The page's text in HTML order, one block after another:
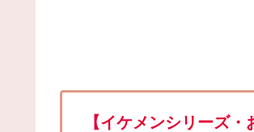
【イケメンシリーズ・